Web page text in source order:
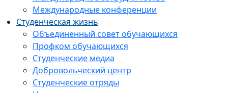
Международные конференции
Студенческая жизнь
Объединенный совет обучающихся
Профком обучающихся
Студенческие медиа
Добровольческий центр
Студенческие отряды